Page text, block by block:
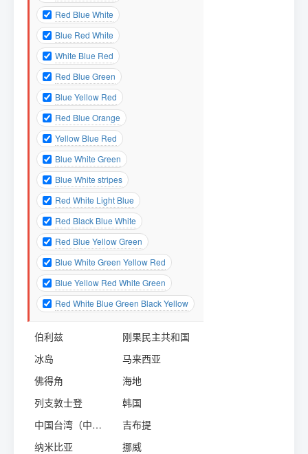
Red Blue White
Blue Red White
White Blue Red
Red Blue Green
Blue Yellow Red
Red Blue Orange
Yellow Blue Red
Blue White Green
Blue White stripes
Red White Light Blue
Red Black Blue White
Red Blue Yellow Green
Blue White Green Yellow Red
Blue Yellow Red White Green
Red White Blue Green Black Yellow
伯利兹
刚果民主共和国
冰岛
马来西亚
佛得角
海地
列支敦士登
韩国
中国台湾（中华民国）
吉布提
纳米比亚
挪威